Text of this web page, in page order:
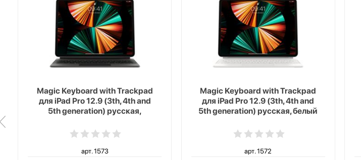
Magic Keyboard with Trackpad
для iPad Pro 12.9 (3th, 4th and
5th generation) русская,
арт. 1573
Magic Keyboard with Trackpad
для iPad Pro 12.9 (3th, 4th and
5th generation) русская, белый
арт. 1572